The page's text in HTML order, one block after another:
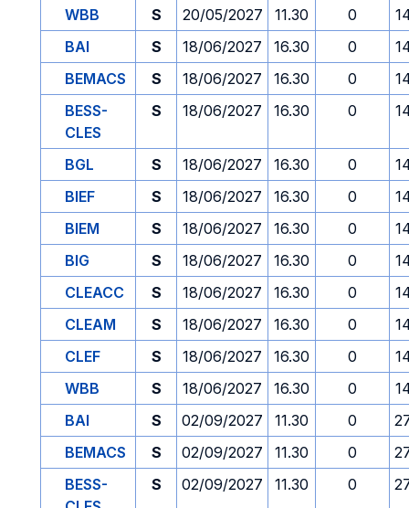
WBB
S 20/05/2027 11.30 0
BAI
S 18/06/2027 16.30 0
BEMACS
S 18/06/2027 16.30 0
BESS-
CLES
S 18/06/2027 16.30 0
BGL S 18/06/2027 16.30 0
BIEF
S 18/06/2027 16.30 0
BIEM
S 18/06/2027 16.30 0
BIG
S 18/06/2027 16.30 0
CLEACC
S 18/06/2027 16.30 0
CLEAM
S 18/06/2027 16.30 0
CLEF
S 18/06/2027 16.30 0
WBB
S 18/06/2027 16.30 0
BAI
S 02/09/2027 11.30 0
BEMACS
S 02/09/2027 11.30 0
BESS-
S 02/09/2027 11.30 0